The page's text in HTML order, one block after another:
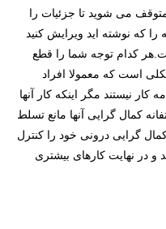
می شوید تا جزئیات را
را که نوشته اید ویرایش کنید
کدام توجه شما را قطع
است که معمولا افراد
کار نیستند مگر اینکه کار آنها
کمال گرایی آنها مانع تسلط
گرایی درونی خود را کنترل
و در نهایت کارهای بیشتری